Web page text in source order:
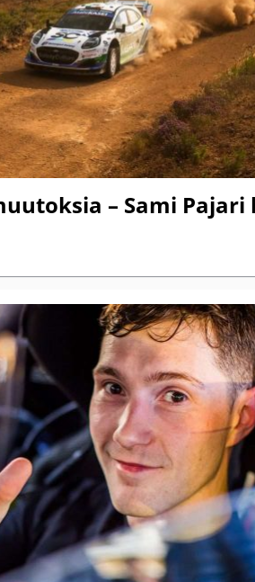
– Sami Pajari